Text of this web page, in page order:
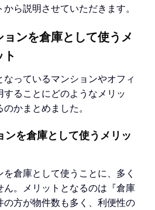
ら説明させていただきます。
ンを倉庫として使うメ
ト
っているマンションやオフィ
することにどのようなメリッ
かまとめました。
ンを倉庫として使うメリッ
倉庫として使うことに、多く
ん。メリットとなるのは『倉庫
の方が物件数も多く、利便性の